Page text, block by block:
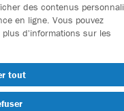
des contenus
en ligne. Vous pouvez
d'informations sur les
tout